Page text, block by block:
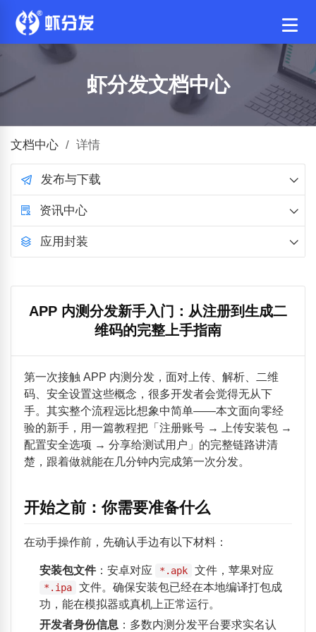
虾分发文档中心
文档中心 / 详情
发布与下载
资讯中心
应用封装
APP 内测分发新手入门：从注册到生成二
维码的完整上手指南
第一次接触 APP 内测分发，面对上传、解析、二维
码、安全设置这些概念，很多开发者会觉得无从下
手。其实整个流程远比想象中简单——本文面向零经
验的新手，用一篇教程把「注册账号 → 上传安装包 →
配置安全选项 → 分享给测试用户」的完整链路讲清
楚，跟着做就能在几分钟内完成第一次分发。
开始之前：你需要准备什么
在动手操作前，先确认手边有以下材料：
安装包文件：安卓对应 *.apk 文件，苹果对应
*.ipa
文件。确保安装包已经在本地编译打包成
功，能在模拟器或真机上正常运行。
开发者身份信息 ：多数内测分发平台要求实名认